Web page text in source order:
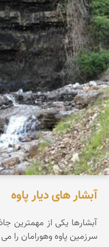
آبشار های دیار پاوه
آبشارها یکی از مهمترین
سرزمین پاوه وهورامان را